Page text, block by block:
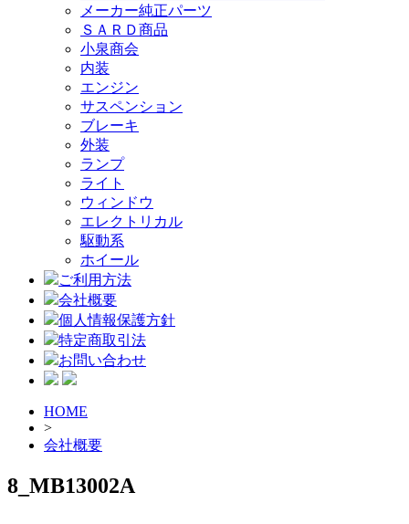
メーカー純正パーツ
ＳＡＲＤ商品
小泉商会
内装
エンジン
サスペンション
ブレーキ
外装
ランプ
ライト
ウィンドウ
エレクトリカル
駆動系
ホイール
ご利用方法
会社概要
個人情報保護方針
特定商取引法
お問い合わせ
HOME
>
会社概要
8_MB13002A